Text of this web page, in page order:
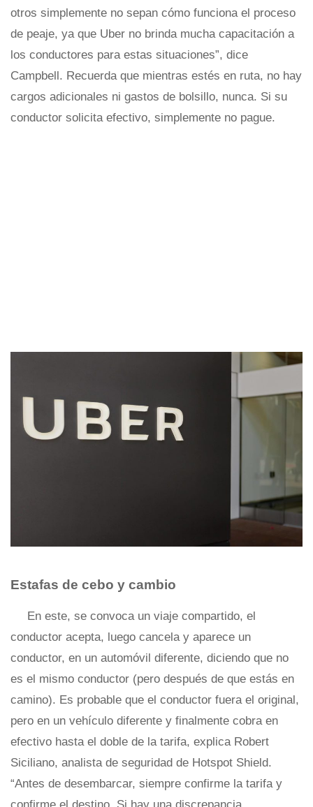
otros simplemente no sepan cómo funciona el proceso
de peaje, ya que Uber no brinda mucha capacitación a
los conductores para estas situaciones”, dice
Campbell. Recuerda que mientras estés en ruta, no hay
cargos adicionales ni gastos de bolsillo, nunca. Si su
conductor solicita efectivo, simplemente no pague.
Estafas de cebo y cambio
En este, se convoca un viaje compartido, el
conductor acepta, luego cancela y aparece un
conductor, en un automóvil diferente, diciendo que no
es el mismo conductor (pero después de que estás en
camino). Es probable que el conductor fuera el original,
pero en un vehículo diferente y finalmente cobra en
efectivo hasta el doble de la tarifa, explica Robert
Siciliano, analista de seguridad de Hotspot Shield.
“Antes de desembarcar, siempre confirme la tarifa y